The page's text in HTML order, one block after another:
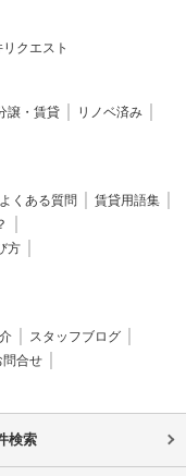
クエスト
譲・賃貸
リノベ済み
よくある質問
賃貸用語集
方
スタッフブログ
問合せ
検索